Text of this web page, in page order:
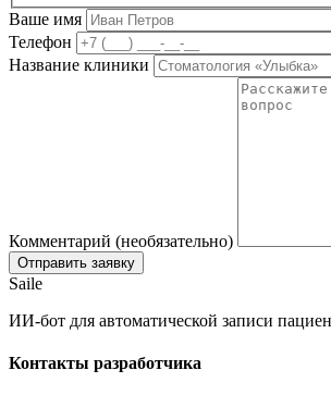
Ваше имя
Телефон
Название клиники
Комментарий (необязательно)
Saile
ИИ-бот для автоматической записи
Контакты разработчика